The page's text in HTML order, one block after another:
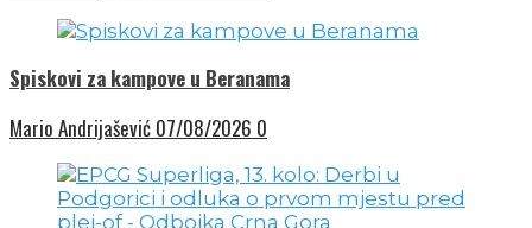
Spiskovi za kampove u Beranama
Mario Andrijašević 07/08/2026 0